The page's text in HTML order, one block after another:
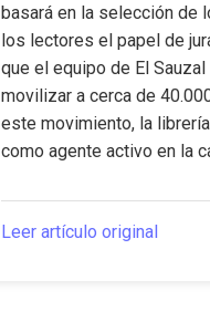
basará en la selección de
los lectores el papel de
que el equipo de El
movilizar a cerca de
este movimiento, la
como agente activo en la
Leer artículo original